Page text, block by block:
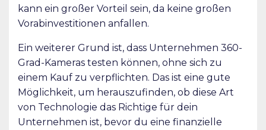
kann ein großer Vorteil sein, da keine großen
Vorabinvestitionen anfallen.
Ein weiterer Grund ist, dass Unternehmen 360-
Grad-Kameras testen können, ohne sich zu
einem Kauf zu verpflichten. Das ist eine gute
Möglichkeit, um herauszufinden, ob diese Art
von Technologie das Richtige für dein
Unternehmen ist, bevor du eine finanzielle